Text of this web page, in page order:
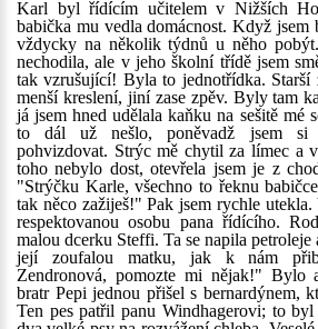
Karl byl řídícím učitelem v Nižších
babička mu vedla domácnost. Když jsem
vždycky na několik týdnů u něho
nechodila, ale v jeho školní třídě jsem
tak vzrušující! Byla to jednotřídka. Starší
menší kreslení, jiní zase zpěv. Byly tam
já jsem hned udělala kaňku na sešitě mé
to dál už nešlo, poněvadž jsem si
pohvizdovat. Strýc mě chytil za límec a
toho nebylo dost, otevřela jsem je z
"Strýčku Karle, všechno to řeknu
tak něco zažiješ!" Pak jsem rychle
respektovanou osobu pana řídícího.
malou dcerku Steffi. Ta se napila
její zoufalou matku, jak k nám
Zendronová, pomozte mi nějak!" Bylo
bratr Pepi jednou přišel s bernardýnem,
Ten pes patřil panu Windhagerovi; to